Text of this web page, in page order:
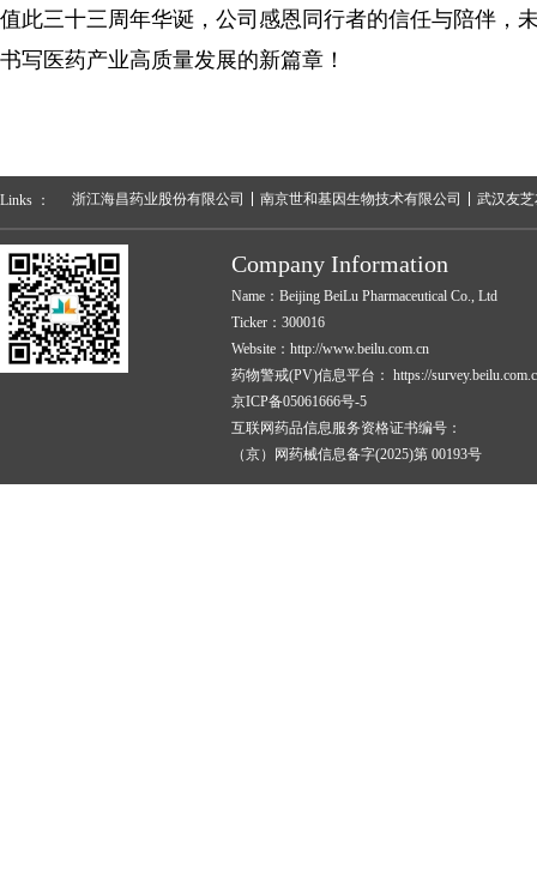
值此三十三周年华诞，公司感恩同行者的信任与陪伴，
书写医药产业高质量发展的新篇章！
Links ： 浙江海昌药业股份有限公司 南京世和基因生物技术有限公司 武汉友
Company Information
Name：Beijing BeiLu Pharmaceutical Co., Ltd
Ticker：300016
Website：http://www.beilu.com.cn
药物警戒(PV)信息平台： https://
京ICP备05061666号-5
互联网药品信息服务资格证书编号：
（京）网药械信息备字(2025)第 00193号